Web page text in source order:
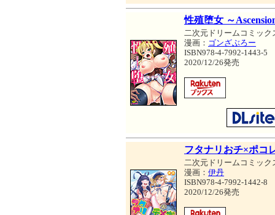
性殖堕女 ～
二次元ドリームコミック
漫画： ゴンざぶろー
ISBN978-4-7992-1443-5
2020/12/26発売
フタナリおチ×ポコ
二次元ドリームコミック
漫画： 伊丹
ISBN978-4-7992-1442-8
2020/12/26発売